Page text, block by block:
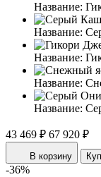
Название:
Название:
Название:
Название:
Название:
43 469 ₽ 67 920 ₽
В корзину
-36%